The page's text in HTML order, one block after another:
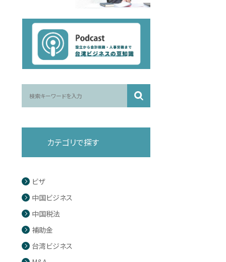
カテゴリで探す
ビザ
中国ビジネス
中国税法
補助金
台湾ビジネス